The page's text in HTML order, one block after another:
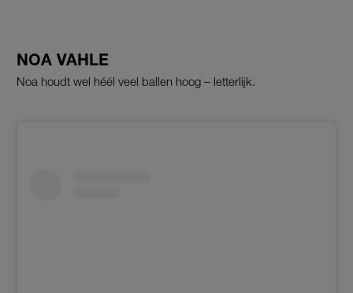
NOA VAHLE
Noa houdt wel héél veel ballen hoog – letterlijk.